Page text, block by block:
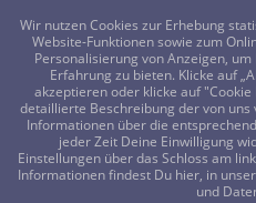
FRAGEN? KOSTENLOS
Böse Omen und
Wir nutzen Cookies zur Erhebung
Website-Funktionen sowie zum
Personalisierung von Anzeigen,
Erfahrung zu bieten. Klicke auf
akzeptieren oder klicke auf
detaillierte Beschreibung der von
Informationen über die
jeder Zeit Deine Einwilligung
Einstellungen über das Schloss am
Informationen findest Du hier, in
und